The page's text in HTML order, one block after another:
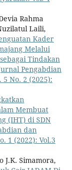
Rahma
Laili,
Kader
Melalui
Tindakan
Pengabdian
No. 2 (2025):
Membuat
(IHT) di SDN
dan
1 (2022): Vol.3
J.K. Simamora,